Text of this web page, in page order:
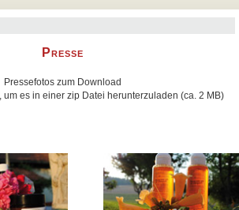
Presse
Pressefotos zum Download
um es in einer zip Datei herunterzuladen (ca. 2 MB)